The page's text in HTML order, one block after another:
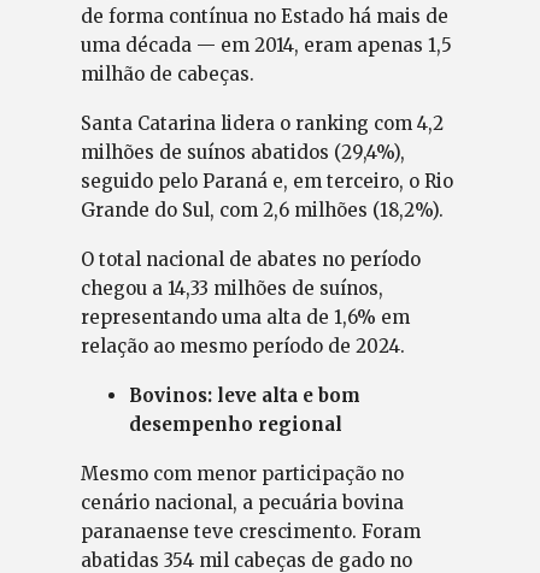
de forma contínua no Estado há mais de
uma década — em 2014, eram apenas 1,5
milhão de cabeças.
Santa Catarina lidera o ranking com 4,2
milhões de suínos abatidos (29,4%),
seguido pelo Paraná e, em terceiro, o Rio
Grande do Sul, com 2,6 milhões (18,2%).
O total nacional de abates no período
chegou a 14,33 milhões de suínos,
representando uma alta de 1,6% em
relação ao mesmo período de 2024.
Bovinos: leve alta e bom
desempenho regional
Mesmo com menor participação no
cenário nacional, a pecuária bovina
paranaense teve crescimento. Foram
abatidas 354 mil cabeças de gado no